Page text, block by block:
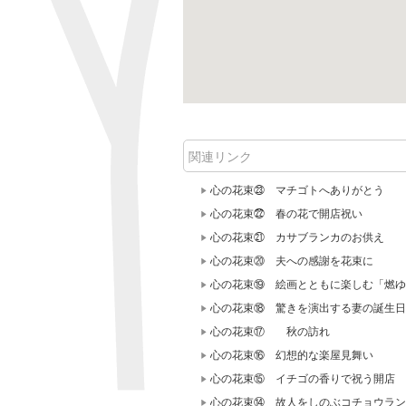
関連リンク
心の花束㉓ マチゴトへありがとう
心の花束㉒ 春の花で開店祝い
心の花束㉑ カサブランカのお供え
心の花束⑳ 夫への感謝を花束に
心の花束⑲ 絵画とともに楽しむ「燃
心の花束⑱ 驚きを演出する妻の誕生日
心の花束⑰ 秋の訪れ
心の花束⑯ 幻想的な楽屋見舞い
心の花束⑮ イチゴの香りで祝う開店
心の花束⑭ 故人をしのぶコチョウラン